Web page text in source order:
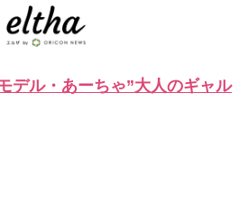
デル・あーちゃ”大人のギャル